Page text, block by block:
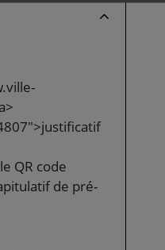
QR code
de pré-